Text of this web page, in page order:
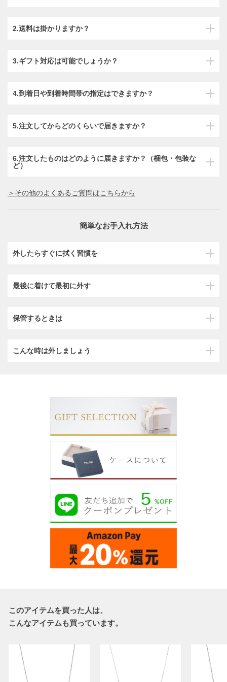
2.送料は掛かりますか？
3.ギフト対応は可能でしょうか？
4.到着日や到着時間帯の指定はできますか？
5.注文してからどのくらいで届きますか？
6.注文したものはどのように届きますか？（梱包・包装な
ど）
＞その他のよくあるご質問はこちらから
簡単なお手入れ方法
外したらすぐに拭く習慣を
最後に着けて最初に外す
保管するときは
こんな時は外しましょう
このアイテムを買った人は、
こんなアイテムも買っています。